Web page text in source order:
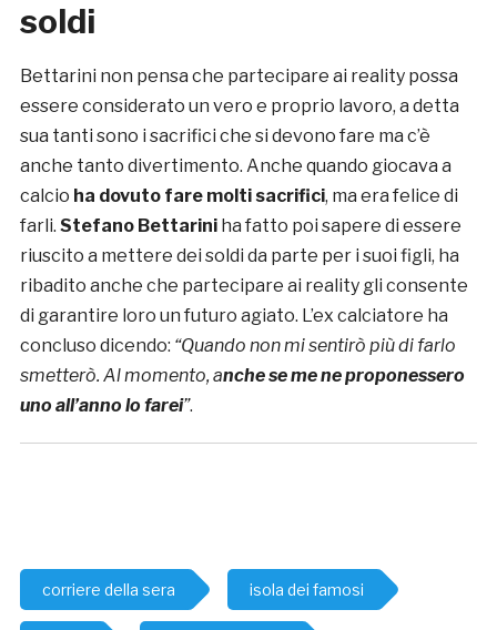
soldi
Bettarini non pensa che partecipare ai reality possa
essere considerato un vero e proprio lavoro, a detta
sua tanti sono i sacrifici che si devono fare ma c’è
anche tanto divertimento. Anche quando giocava a
calcio ha dovuto fare molti sacrifici, ma era felice di
farli. Stefano Bettarini ha fatto poi sapere di essere
riuscito a mettere dei soldi da parte per i suoi figli, ha
ribadito anche che partecipare ai reality gli consente
di garantire loro un futuro agiato. L’ex calciatore ha
concluso dicendo: “Quando non mi sentirò più di farlo
smetterò. Al momento, anche se me ne proponessero
uno all’anno lo farei”.
corriere della sera isola dei famosi